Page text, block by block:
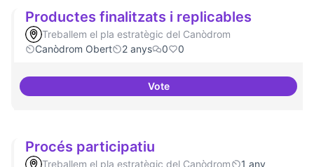
Productes finalitzats i replicables
Treballem el pla estratègic del Canòdrom
Canòdrom Obert
2 anys 0 0
VoteProductes finalitzats i
Procés participatiu
Treballem el pla estratègic del Canòdrom 1 any